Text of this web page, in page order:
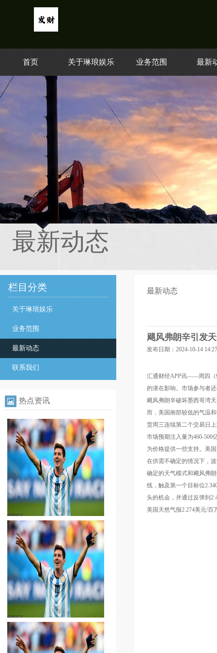
首页 关于琳琅娱乐 业务范围 最新
最新动态
栏目分类
关于琳琅娱乐
业务范围
最新动态
联系我们
热点资讯
最新动态
飓风弗朗辛引发
发布日期：2024-10-14
汇通财经APP讯——周四（
的潜在影响。市场参与者
飓风弗朗辛破坏墨西哥湾
而，美国南部较低的气温
货周三连续第二个交易日
市场预期注入量为460-500
为价格提供一些支持。美
在供需不确定的情况下，
确定的天气模式和飓风弗
线，触及第一个目标位
头的机会，并通过反弹到
美国天然气报2.274美元/百